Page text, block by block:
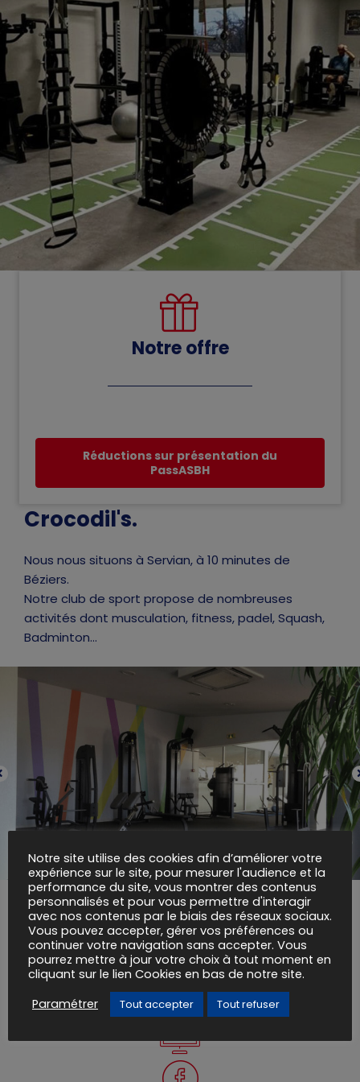
Notre offre
Réductions sur présentation du
PassASBH
Crocodil's.
Nous nous situons à Servian, à 10 minutes de
Béziers.
Notre club de sport propose de nombreuses
activités dont musculation, fitness, padel, Squash,
Badminton...
Crocodil's
Zone d'aménagement concerté La Baume
04 67 39 05 60
Notre site utilise des cookies afin d’améliorer votre
expérience sur le site, pour mesurer l'audience et la
performance du site, vous montrer des contenus
personnalisés et pour vous permettre d'interagir
avec nos contenus par le biais des réseaux sociaux.
Vous pouvez accepter, gérer vos préférences ou
continuer votre navigation sans accepter. Vous
pourrez mettre à jour votre choix à tout moment en
cliquant sur le lien Cookies en bas de notre site.
Paramétrer
Tout accepter Tout refuser